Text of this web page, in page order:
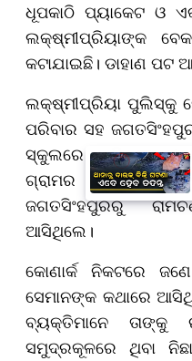
ଧୂପକାଠି ପ୍ୟାକେଟ ଓ
ଲକ୍ଷ୍ମୀପ୍ରିୟାଙ୍କ
କଟାଯାଇଛି। ଡାହାଣ
ଲକ୍ଷ୍ମୀପ୍ରିୟା ପୁଲିସ୍‌କୁ
ପରିବାର ସହ
ସ୍କୁଲରେ ଛାଡ଼ି ସ୍ୱାମୀ
ଗ୍ରାମର କେତେକ
ଜଗତସିଂହପୁରରୁ
ଆସିଥିଲେ।
କୋଣାର୍କ ନିକଟରେ
ସେମାନଙ୍କ କଥାରେ
ବ୍ୟକ୍ତିମାନେ ତାଙ୍କୁ
ସମୁଦ୍ରକୂଳରେ ଥିବା